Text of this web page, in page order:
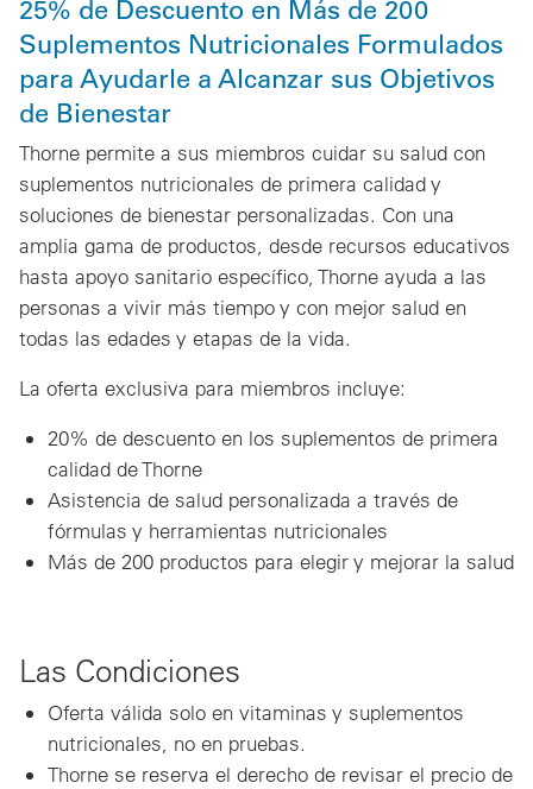
25% de Descuento en Más de 200
Suplementos Nutricionales Formulados
para Ayudarle a Alcanzar sus Objetivos
de Bienestar
Thorne permite a sus miembros cuidar su salud con
suplementos nutricionales de primera calidad y
soluciones de bienestar personalizadas. Con una
amplia gama de productos, desde recursos educativos
hasta apoyo sanitario específico, Thorne ayuda a las
personas a vivir más tiempo y con mejor salud en
todas las edades y etapas de la vida.
La oferta exclusiva para miembros incluye:
20% de descuento en los suplementos de primera
calidad de Thorne
Asistencia de salud personalizada a través de
fórmulas y herramientas nutricionales
Más de 200 productos para elegir y mejorar la salud
Las Condiciones
Oferta válida solo en vitaminas y suplementos
nutricionales, no en pruebas.
Thorne se reserva el derecho de revisar el precio de